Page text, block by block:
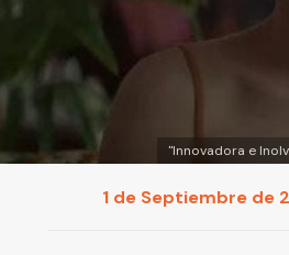
''Innovadora e
1 de Septiembre de